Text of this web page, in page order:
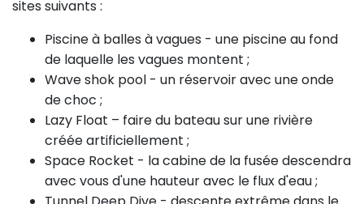
sites suivants :
Piscine à balles à vagues - une piscine au fond
de laquelle les vagues montent ;
Wave shok pool - un réservoir avec une onde
de choc ;
Lazy Float – faire du bateau sur une rivière
créée artificiellement ;
Space Rocket - la cabine de la fusée descendra
avec vous d'une hauteur avec le flux d'eau ;